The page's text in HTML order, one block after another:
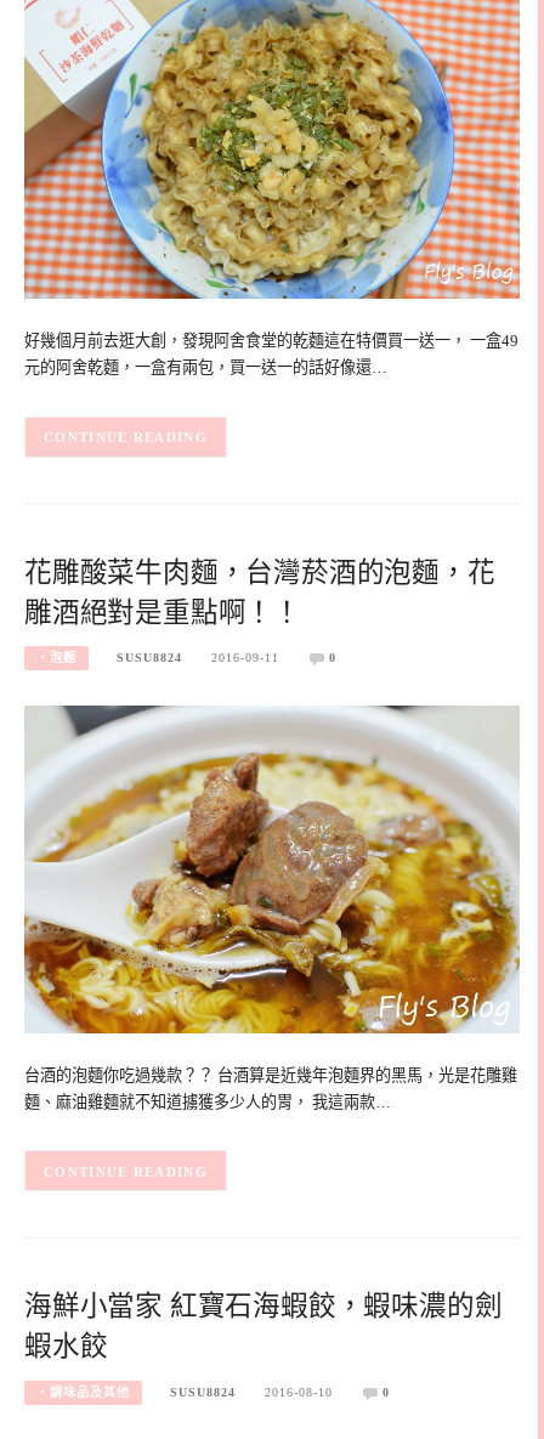
好幾個月前去逛大創，發現阿舍食堂的乾麵這在特價買一送一， 一盒49
元的阿舍乾麵，一盒有兩包，買一送一的話好像還…
CONTINUE READING
花雕酸菜牛肉麵，台灣菸酒的泡麵，花
雕酒絕對是重點啊！！
‧泡麵 SUSU8824 2016-09-11 0
台酒的泡麵你吃過幾款？？ 台酒算是近幾年泡麵界的黑馬，光是花雕雞
麵、麻油雞麵就不知道擄獲多少人的胃， 我這兩款…
CONTINUE READING
海鮮小當家 紅寶石海蝦餃，蝦味濃的劍
蝦水餃
‧調味品及其他 SUSU8824 2016-08-10 0